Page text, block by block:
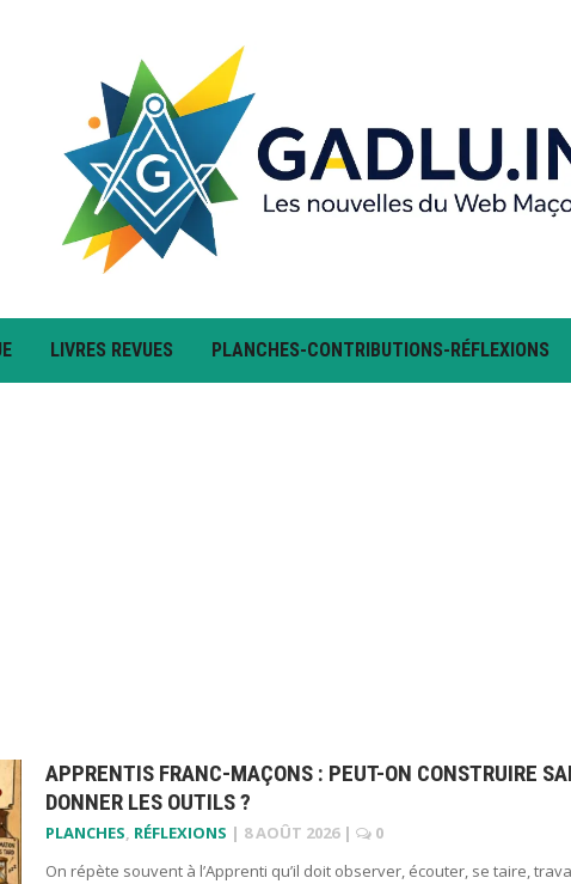
LIVRES REVUES PLANCHES-CONTRIBUTIONS-RÉFLEXIONS
APPRENTIS FRANC-MAÇONS : PEUT-ON CONSTRUIRE
DONNER LES OUTILS ?
PLANCHES, RÉFLEXIONS | 8 AOÛT 2026 |
0
On répète souvent à l’Apprenti qu’il doit observer, écouter, se taire,